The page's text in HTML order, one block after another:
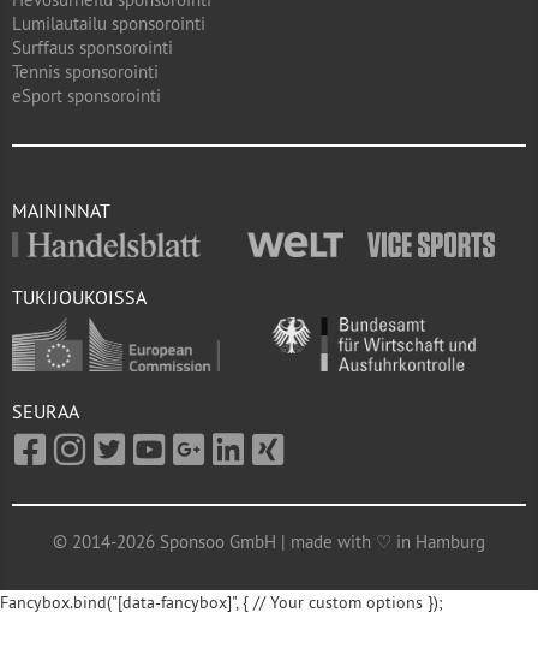
Lumilautailu sponsorointi
Surffaus sponsorointi
Tennis sponsorointi
eSport sponsorointi
MAININNAT
TUKIJOUKOISSA
SEURAA
© 2014-2026 Sponsoo GmbH | made with ♡ in Hamburg
Fancybox.bind("[data-fancybox]", { // Your custom options });